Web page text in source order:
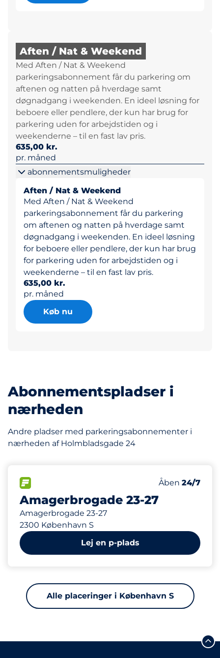
Aften / Nat & Weekend
Med Aften / Nat & Weekend
parkeringsabonnement får du parkering om
aftenen og natten på hverdage samt
døgnadgang i weekenden. En ideel løsning for
beboere eller pendlere, der kun har brug for
parkering uden for arbejdstiden og i
weekenderne – til en fast lav pris.
635,00 kr.
pr. måned
abonnementsmuligheder
Aften / Nat & Weekend
Med Aften / Nat & Weekend
parkeringsabonnement får du parkering
om aftenen og natten på hverdage samt
døgnadgang i weekenden. En ideel løsning
for beboere eller pendlere, der kun har brug
for parkering uden for arbejdstiden og i
weekenderne – til en fast lav pris.
635,00 kr.
pr. måned
Køb nu
Abonnementspladser i
nærheden
Andre pladser med parkeringsabonnementer i
nærheden af Holmbladsgade 24
Amagerbrogade 23-27
Amagerbrogade 23-27
2300 København S
Antal
Antal pladser
43
Fredag&nbsp
Åben 24/7
446 m
Lej en p-plads
Alle placeringer i København S